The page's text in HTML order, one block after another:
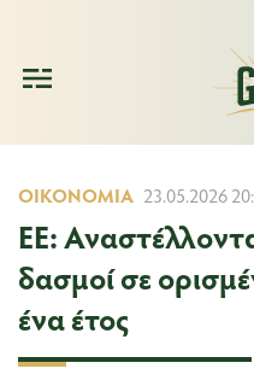
ΟΙΚΟΝΟΜΊΑ 23.05.2026
ΕΕ:
δασμοί σε
ένα έτος